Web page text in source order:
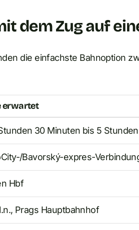
dem Zug auf
die einfachste Bahnoption
erwartet
30 Minuten bis 5
Bavorský-expres-
Hbf
Prags Hauptbahnhof